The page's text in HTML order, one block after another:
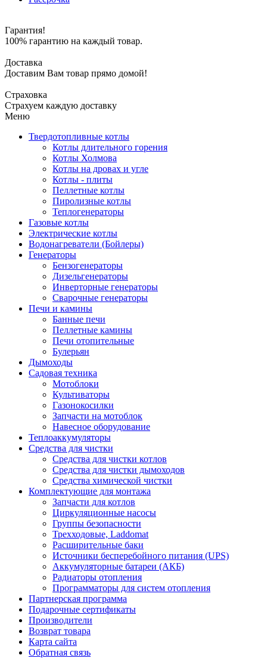
Гарантия!
100% гарантию на каждый товар.
Доставка
Доставим Вам товар прямо домой!
Страховка
Страхуем каждую доставку
Меню
Твердотопливные котлы
Котлы длительного горения
Котлы Холмова
Котлы на дровах и угле
Котлы - плиты
Пеллетные котлы
Пиролизные котлы
Теплогенераторы
Газовые котлы
Электрические котлы
Водонагреватели (Бойлеры)
Генераторы
Бензогенераторы
Дизельгенераторы
Инверторные генераторы
Сварочные генераторы
Печи и камины
Банные печи
Пеллетные камины
Печи отопительные
Булерьян
Дымоходы
Садовая техника
Мотоблоки
Культиваторы
Газонокосилки
Запчасти на мотоблок
Навесное оборудование
Теплоаккумуляторы
Средства для чистки
Средства для чистки котлов
Средства для чистки дымоходов
Средства химической чистки
Комплектующие для монтажа
Запчасти для котлов
Циркуляционные насосы
Группы безопасности
Трехходовые, Laddomat
Расширительные баки
Источники бесперебойного питания (UPS)
Аккумуляторные батареи (АКБ)
Радиаторы отопления
Программаторы для систем отопления
Партнерская программа
Подарочные сертификаты
Производители
Возврат товара
Карта сайта
Обратная связь